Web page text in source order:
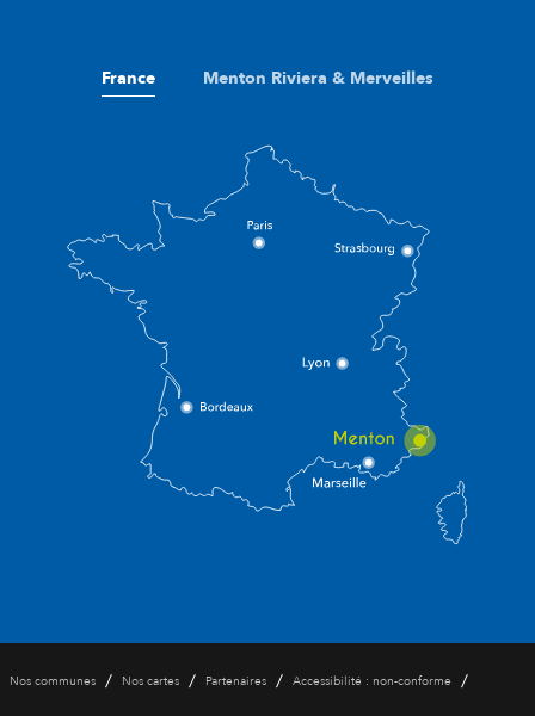
France Menton Riviera & Merveilles
Nos communes / Nos cartes / Partenaires / Accessibilité : non-conforme /